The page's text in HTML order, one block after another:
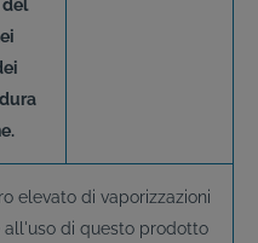
del
elevato di vaporizzazioni
di questo prodotto